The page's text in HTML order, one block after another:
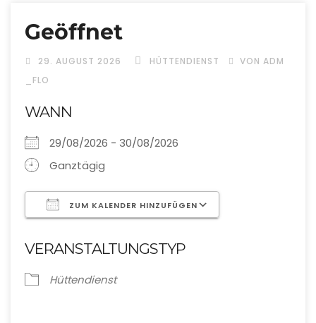
Geöffnet
29. AUGUST 2026 HÜTTENDIENST
VON ADM
_FLO
WANN
29/08/2026 - 30/08/2026
Ganztägig
ZUM KALENDER HINZUFÜGEN
VERANSTALTUNGSTYP
Hüttendienst